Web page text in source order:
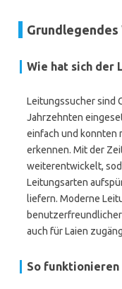
Wie hat sich der
Leitungssucher sind
Jahrzehnten
einfach und konnten
erkennen. Mit der
weiterentwickelt,
Leitungsarten
liefern. Moderne
auch für Laien
So funktionieren